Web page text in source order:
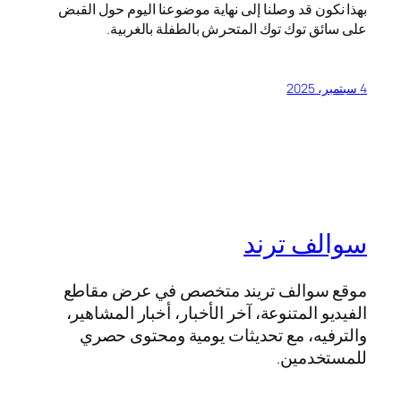
بهذا نكون قد وصلنا إلى نهاية موضوعنا اليوم حول القبض
على سائق توك توك المتحرش بالطفلة بالغربية.
4 سبتمبر، 2025
سوالف ترند
موقع سوالف تريند متخصص في عرض مقاطع
الفيديو المتنوعة، آخر الأخبار، أخبار المشاهير،
والترفيه، مع تحديثات يومية ومحتوى حصري
للمستخدمين.